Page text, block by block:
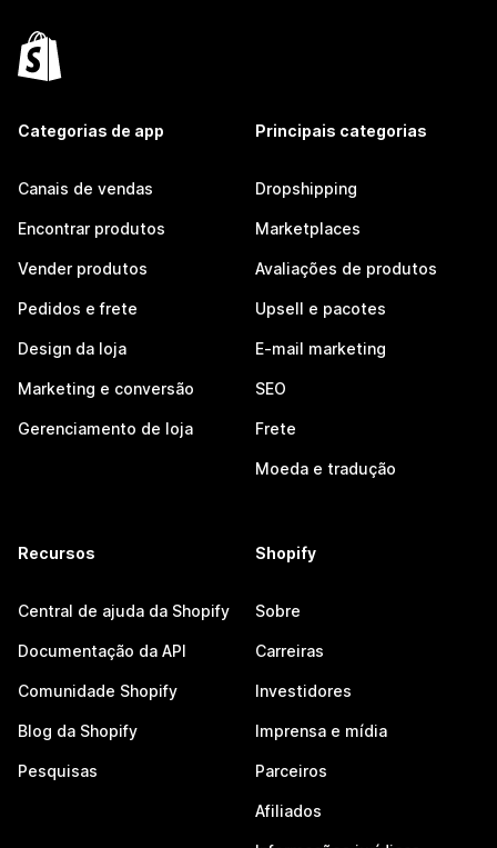
Categorias de app
Canais de vendas
Encontrar produtos
Vender produtos
Pedidos e frete
Design da loja
Marketing e conversão
Gerenciamento de loja
Principais categorias
Dropshipping
Marketplaces
Avaliações de produtos
Upsell e pacotes
E-mail marketing
SEO
Frete
Moeda e tradução
Recursos
Central de ajuda da Shopify
Documentação da API
Comunidade Shopify
Blog da Shopify
Pesquisas
Shopify
Sobre
Carreiras
Investidores
Imprensa e mídia
Parceiros
Afiliados